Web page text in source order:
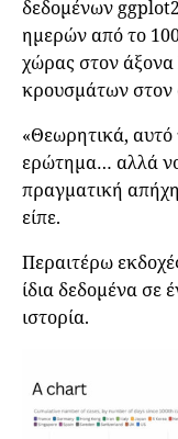
δεδομένων
ημερών από το
χώρας στον άξονα
κρουσμάτων στον
«Θεωρητικά,
ερώτημα… αλλά
πραγματική
είπε.
Περαιτέρω
ίδια δεδομένα σε
ιστορία.